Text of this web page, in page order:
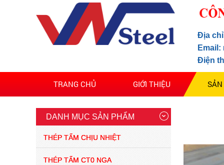
Địa
Email:
Điện
TRANG CHỦ GIỚI THIỆU
DANH MỤC SẢN PHẨM
THÉP TẤM CHỊU NHIỆT
THÉP TẤM CT0 NGA
mạnh 2025
thép tấm trong thị trường
tình hình giảm sút thép